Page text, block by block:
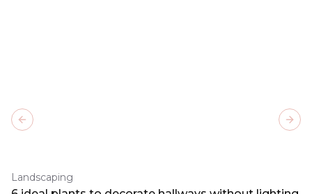
Landscaping
Previous slide